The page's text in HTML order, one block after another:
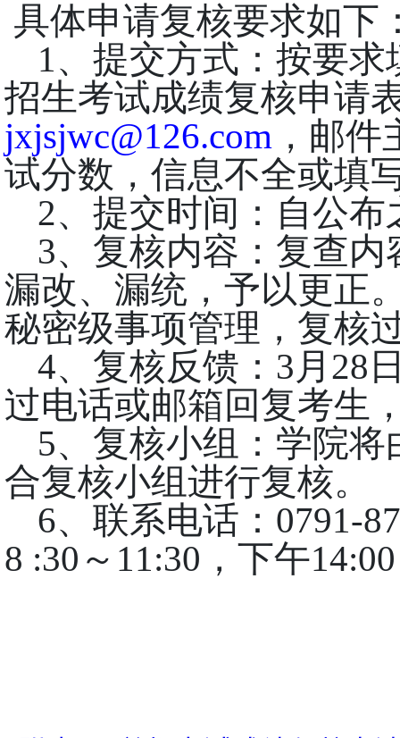
具体申请复核要求如下
1、提交方式：按要
招生考试成绩复核申请
jxjsjwc@126.com ，邮
试分数 ， 信息不全或填
2、提交时间： 自公布
3、复核内容：复查
漏改、漏统，予以更正
秘密级事项管理，复核
4、复核反馈： 3月 28
过电话或邮箱回复考生
5、复核小组：学院
合复核小组进行复核。
6、联系电话： 0791-
8 :30～11:30，下午14: